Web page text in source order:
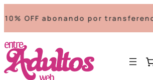
OFF abonando por